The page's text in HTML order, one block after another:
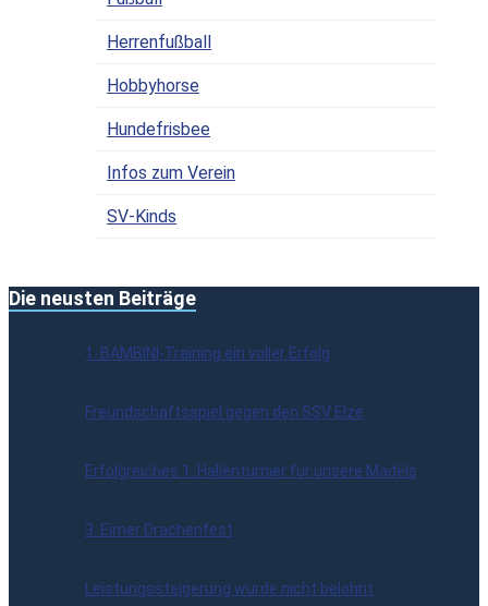
Herrenfußball
Hobbyhorse
Hundefrisbee
Infos zum Verein
SV-Kinds
Die neusten Beiträge
1. BAMBINI-Training ein voller Erfolg
Freundschaftsspiel gegen den SSV Elze
Erfolgreiches 1. Hallenturnier für unsere Mädels
3. Eimer Drachenfest
Leistungssteigerung wurde nicht belohnt